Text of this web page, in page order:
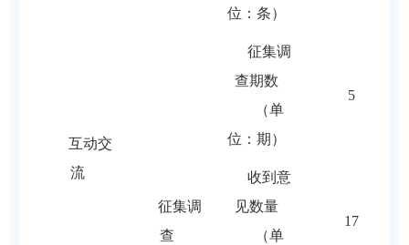
互动交
流
位：条）
征集调
查
征集调
查期数
（单
位：期）
5
收到意
见数量
（单
17